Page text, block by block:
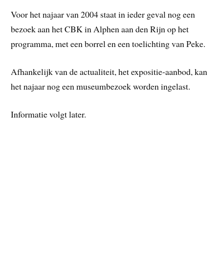
Voor het najaar van 2004 staat in ieder geval nog een
bezoek aan het CBK in Alphen aan den Rijn op het
programma, met een borrel en een toelichting van Peke.
Afhankelijk van de actualiteit, het expositie-aanbod, kan
het najaar nog een museumbezoek worden ingelast.
Informatie volgt later.